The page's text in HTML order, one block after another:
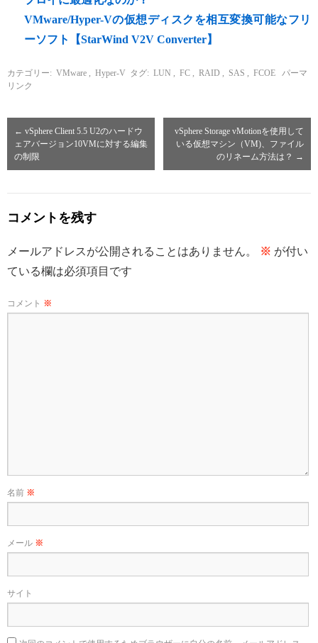
VMware/Hyper-Vの仮想ディスクを相互変換可能なフリ
ーソフト【StarWind V2V Converter】
カテゴリー: VMware Hyper-V タグ: LUN FC RAID SAS FCOE
パーマ
リンク
← vSphere Client 5.5 U2のハードウ
ェアバージョン10VMに対する編集
の制限
vSphere Storage vMotionを使用して
いる仮想マシン（VM)、ファイル
のリネーム方法は？ →
コメントを残す
メールアドレスが公開されることはありません。 ※ が付い
ている欄は必須項目です
コメント ※
名前 ※
メール ※
サイト